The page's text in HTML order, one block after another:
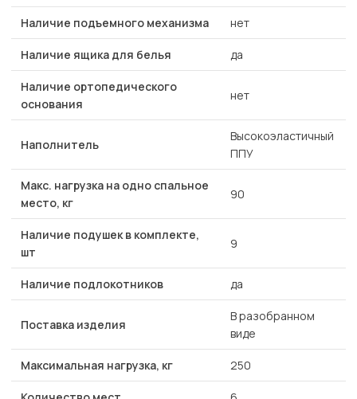
Наличие подъемного механизма нет
Наличие ящика для белья да
Наличие ортопедического
основания
нет
Наполнитель
Высокоэластичный
ППУ
Макс. нагрузка на одно спальное
место, кг
90
Наличие подушек в комплекте,
шт
9
Наличие подлокотников да
Поставка изделия
В разобранном
виде
Максимальная нагрузка, кг 250